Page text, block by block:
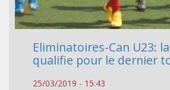
Eliminatoires-Can U23: la
qualifie pour le dernier
25/03/2019 - 15:43